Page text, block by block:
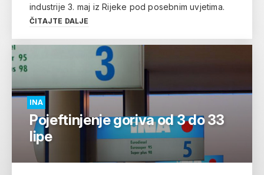
industrije 3. maj iz Rijeke pod posebnim uvjetima.
ČITAJTE DALJE
INA
Pojeftinjenje goriva od 3 do 33
lipe